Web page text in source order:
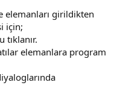
elemanları girildikten
için;
elemanlara program